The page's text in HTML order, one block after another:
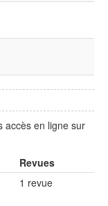
accès en ligne sur
Revues
1 revue